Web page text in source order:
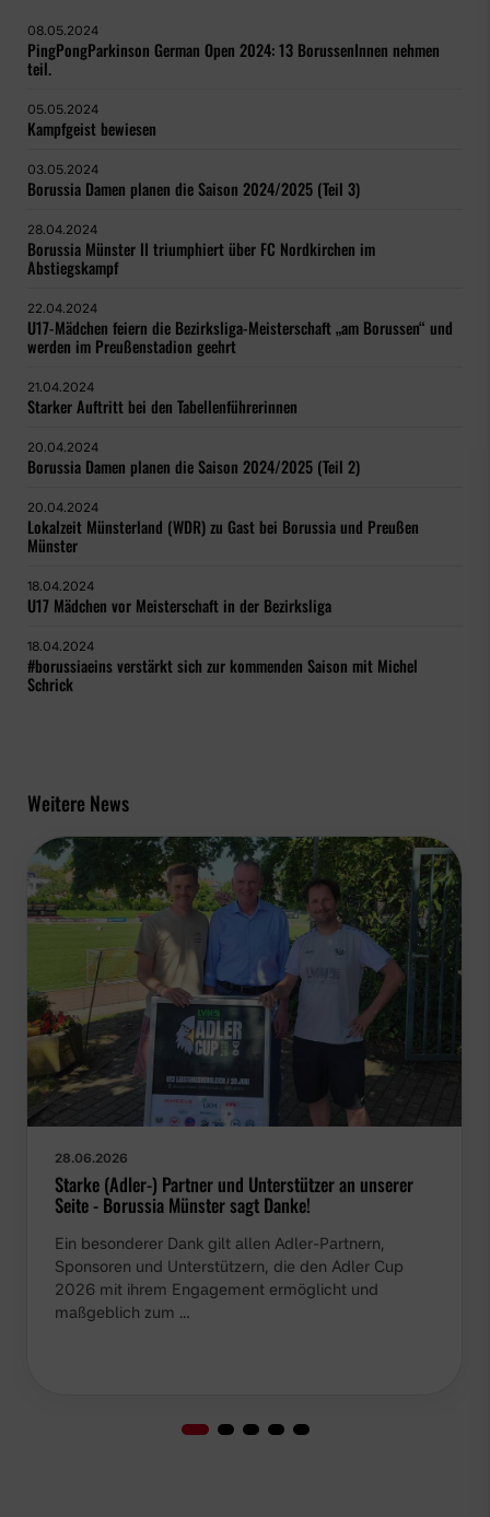
08.05.2024
PingPongParkinson German Open 2024: 13 BorussenInnen nehmen
teil.
05.05.2024
Kampfgeist bewiesen
03.05.2024
Borussia Damen planen die Saison 2024/2025 (Teil 3)
28.04.2024
Borussia Münster II triumphiert über FC Nordkirchen im
Abstiegskampf
22.04.2024
U17-Mädchen feiern die Bezirksliga-Meisterschaft „am Borussen“ und
werden im Preußenstadion geehrt
21.04.2024
Starker Auftritt bei den Tabellenführerinnen
20.04.2024
Borussia Damen planen die Saison 2024/2025 (Teil 2)
20.04.2024
Lokalzeit Münsterland (WDR) zu Gast bei Borussia und Preußen
Münster
18.04.2024
U17 Mädchen vor Meisterschaft in der Bezirksliga
18.04.2024
#borussiaeins verstärkt sich zur kommenden Saison mit Michel
Schrick
Weitere News
28.06.2026
Starke (Adler-) Partner und Unterstützer an unserer
Seite - Borussia Münster sagt Danke!
Ein besonderer Dank gilt allen Adler-Partnern,
Sponsoren und Unterstützern, die den Adler Cup
2026 mit ihrem Engagement ermöglicht und
maßgeblich zum …